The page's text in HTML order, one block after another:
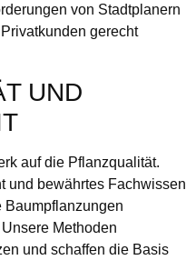
von Stadtplanern
gerecht
UND
auf die Pflanzqualität.
und bewährtes Fachwissen
Baumpflanzungen
Methoden
und schaffen die Basis